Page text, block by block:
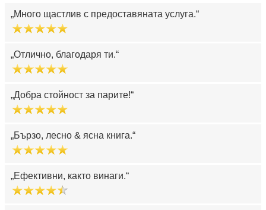
Много щастлив с предоставяната услуга.
Отлично, благодаря ти.
Добра стойност за парите!
Бързо, лесно & ясна книга.
Ефективни, както винаги.